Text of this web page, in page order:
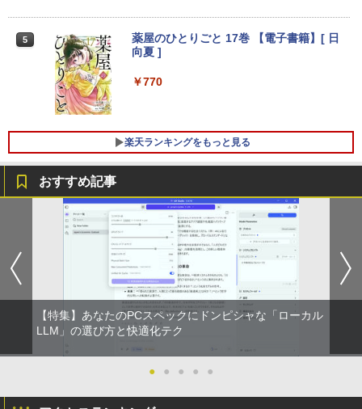
￥3,480
ックモデルCore i7/16G/SSD/カメラ付き
（4週間延長）【Office2024セット】イ
ンストール済※この商品はレンタルで
い。
5
Panasonic Let's note CF-SZ6/12.1型F
メモリ8GB / 高速SSD搭載 / Webカメラ /
HDMI・VGA / WiFi / 超軽量モバイルノー
ト ・初期設定不要
￥14,800
度 低ブルーライト フリッカーフリー Ad
ative Sync対応HDMI1.4×2 DP1.2×1 3年
保証 KTC H24B9S
￥11,979
【公式店】 モニター 23.8インチ 144Hz
FHD pcモニター フリッカーレス FullHD
ブルーライトカット ノングレア ディスプ
JM24IC02-F144 マクスゼン マクスゼン
レビューCP1000
￥13,280
5
薬屋のひとりごと 17巻 【電子書籍】[ 日
向夏 ]
￥770
楽天ランキングをもっと見る
おすすめ記事
【特集】あなたのPCスペックにドンピシャな「ローカル
LLM」の選び方と快適化テク
● ● ● ● ●